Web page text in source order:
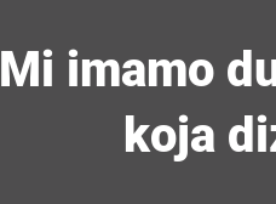
Mi imamo
koja